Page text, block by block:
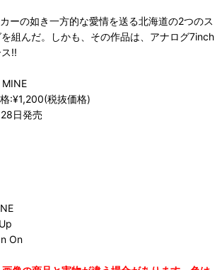
ーの如き一方的な愛情を送る北海道の2つのス
組んだ。しかも、その作品は、アナログ7inch
!!
:¥1,200(税抜価格)
日発売
On